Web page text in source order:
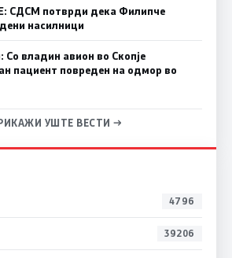
потврди дека Филипче
насилници
Со владин авион во Скопје
пациент повреден на одмор во
УШТЕ ВЕСТИ →
4796
39206